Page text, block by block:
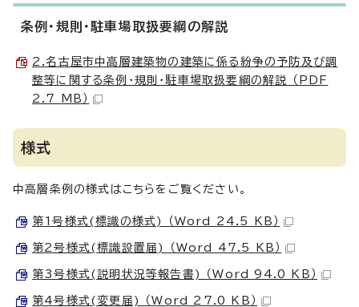
条例・規則・駐車場取扱要綱の解説
2.名古屋市中高層建築物の建築に係る紛争の予防及び調
整等に関する条例・規則・駐車場取扱要綱の解説 （PDF
2.7 MB）
様式
中高層条例の様式はこちらをご覧ください。
第1号様式(標識の様式) （Word 24.5 KB）
第2号様式(標識設置届) （Word 47.5 KB）
第3号様式(説明状況等報告書) （Word 94.0 KB）
第4号様式(変更届) （Word 27.0 KB）